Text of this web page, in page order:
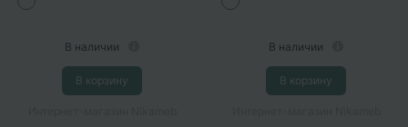
В наличии
В корзину
В наличии
В корзину